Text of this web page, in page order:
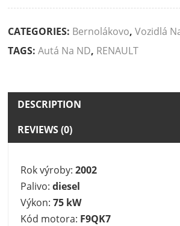
CATEGORIES: Bernolákovo,Vozidlá
TAGS:Autá Na ND, RENAULT
DESCRIPTION
REVIEWS (0)
Description
Rok výroby:2002
Palivo:diesel
Výkon:75 kW
Kód motora: F9QK7